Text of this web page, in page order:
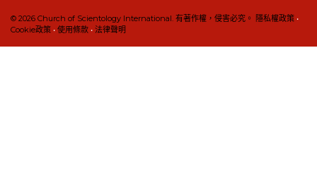
© 2026 Church of Scientology International. 有著作權，侵害必究。 隱私權政策 •
Cookie政策 • 使用條款 • 法律聲明